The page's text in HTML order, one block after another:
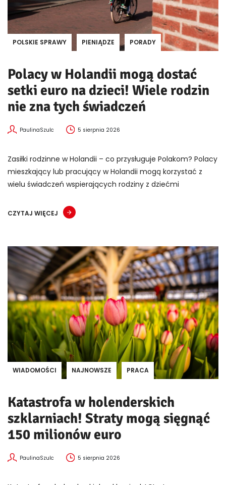
POLSKIE SPRAWY PIENIĄDZE PORADY
Polacy w Holandii mogą dostać
setki euro na dzieci! Wiele rodzin
nie zna tych świadczeń
PaulinaSzulc 5 sierpnia 2026
Zasiłki rodzinne w Holandii – co przysługuje Polakom? Polacy
mieszkający lub pracujący w Holandii mogą korzystać z
wielu świadczeń wspierających rodziny z dziećmi
CZYTAJ WIĘCEJ
WIADOMOŚCI NAJNOWSZE PRACA
Katastrofa w holenderskich
szklarniach! Straty mogą sięgnąć
150 milionów euro
PaulinaSzulc 5 sierpnia 2026